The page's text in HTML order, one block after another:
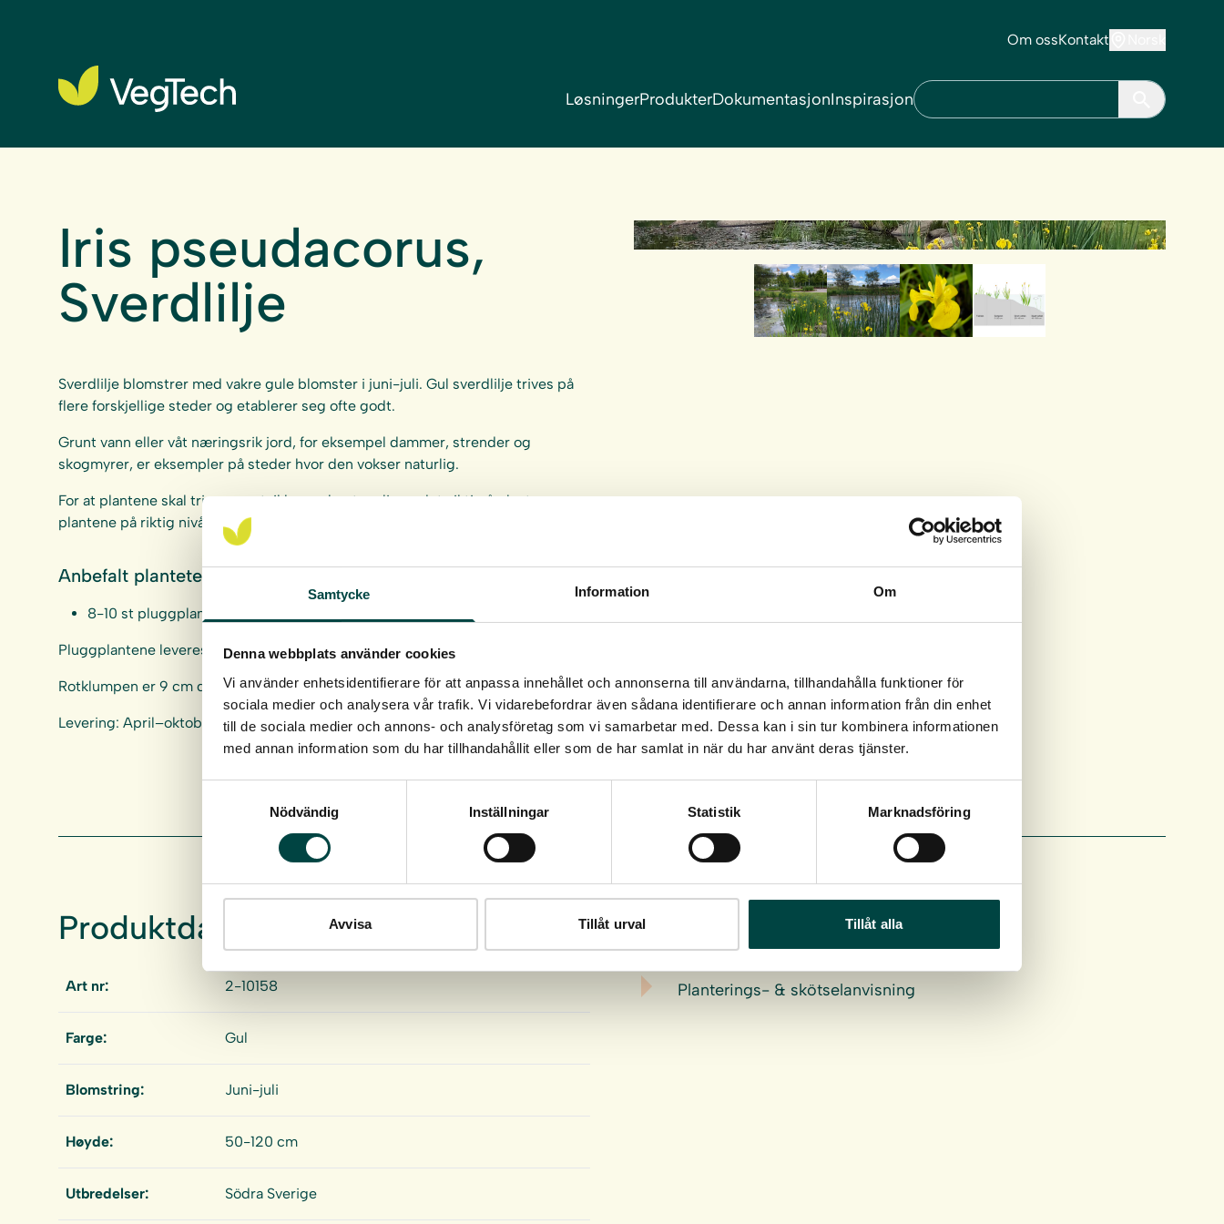
Samtycke Information Om
Denna webbplats använder cookies
Vi använder enhetsidentifierare för att anpassa innehållet och annonserna till användarna, tillhandahålla funktioner för
sociala medier och analysera vår trafik. Vi vidarebefordrar även sådana identifierare och annan information från din enhet
till de sociala medier och annons- och analysföretag som vi samarbetar med. Dessa kan i sin tur kombinera informationen
med annan information som du har tillhandahållit eller som de har samlat in när du har använt deras tjänster.
Nödvändig
Inställningar Statistik Marknadsföring
Avvisa Tillåt urval Tillåt alla
Om ossKontakt
LøsningerProdukterDokumentasjonInspirasjon
Iris pseudacorus,
Sverdlilje
Sverdlilje blomstrer med vakre gule blomster i juni-juli. Gul sverdlilje trives på
flere forskjellige steder og etablerer seg ofte godt.
Grunt vann eller våt næringsrik jord, for eksempel dammer, strender og
skogmyrer, er eksempler på steder hvor den vokser naturlig.
For at plantene skal trives og utvikle seg best mulig er det viktig å plante
plantene på riktig nivå i forhold til vannets middelhøyde. Se
Anbefalt plantetetthet:
8-10 st pluggplantor per kvm.
Pluggplantene leveres i hele brett à 40 stk.
Rotklumpen er 9 cm dyp og 4 cm i diameter, rotvolum 93 cm³.
Levering: April–oktober
Produktdata
Art nr: 2-10158
Farge: Gul
Blomstring: Juni-juli
Høyde: 50-120 cm
Utbredelser: Södra Sverige
Last ned
Planterings- & skötselanvisning